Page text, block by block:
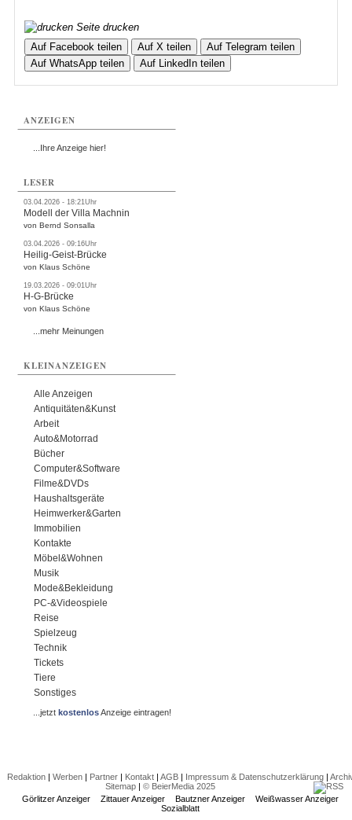
Seite drucken
Auf Facebook teilen
Auf X teilen
Auf Telegram teilen
Auf WhatsApp teilen
Auf LinkedIn teilen
ANZEIGEN
...Ihre Anzeige hier!
LESER
03.04.2026 - 18:21Uhr
Modell der Villa Machnin
von Bernd Sonsalla
03.04.2026 - 09:16Uhr
Heilig-Geist-Brücke
von Klaus Schöne
19.03.2026 - 09:01Uhr
H-G-Brücke
von Klaus Schöne
...mehr Meinungen
KLEINANZEIGEN
Alle Anzeigen
Antiquitäten&Kunst
Arbeit
Auto&Motorrad
Bücher
Computer&Software
Filme&DVDs
Haushaltsgeräte
Heimwerker&Garten
Immobilien
Kontakte
Möbel&Wohnen
Musik
Mode&Bekleidung
PC-&Videospiele
Reise
Spielzeug
Technik
Tickets
Tiere
Sonstiges
...jetztkostenlosAnzeige eintragen!
Redaktion| Werben| Partner| Kontakt| AGB| Impressum & Datenschutzerklärung|
Sitemap| © BeierMedia 2025
Görlitzer Anzeiger
Zittauer Anzeiger Bautzner Anzeiger
Weißwasser Anzeiger
Sozialblatt